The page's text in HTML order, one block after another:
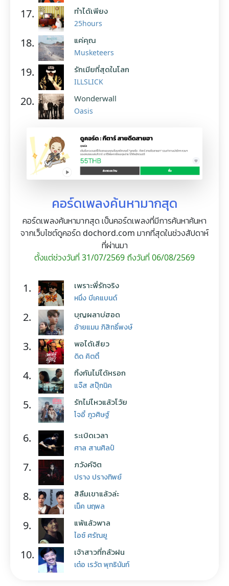
17. ทำได้เพียง
25hours
18. แค่คุณ
Musketeers
19. รักเมียที่สุดในโลก
ILLSLICK
20. Wonderwall
Oasis
คอร์ดเพลงค้นหามากสุด
คอร์ดเพลงค้นหามากสุด เป็นคอร์ดเพลงที่มีการค้นหาค้นหา
จากเว็บไซต์ดูคอร์ด dochord.com มากที่สุดในช่วงสัปดาห์
ที่ผ่านมา
ตั้งแต่ช่วงวันที่ 31/07/2569 ถึงวันที่ 06/08/2569
1. เพราะพี่รักจริง
หนึ่ง บีเคแบนด์
2. บุญผลาบ่ฮอด
อ้ายแมน ภิสิทธิ์พงษ์
3. พอได้เสียว
ดิด คิตตี้
4. ทิ้งกันไม่ได้หรอก
แจ๊ส สปุ๊กนิค
5. รักไม่ไหวแล้วโว้ย
โจอี้ ภูวศิษฐ์
6. ระเบิดเวลา
ศาล สานศิลป์
7. ภวังค์จิต
ปราง ปรางทิพย์
8. สิลืมเขาแล้วล่ะ
เน็ค นฤพล
9. แพ้แล้วพาล
ไอซ์ ศรัณยู
10. เจ้าสาวที่กลัวฝน
เต๋อ เรวัต พุทธินันท์